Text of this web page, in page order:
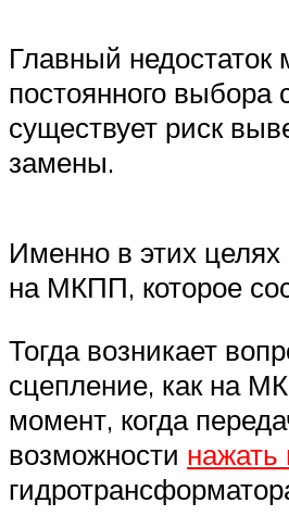
Главный недостаток
постоянного выбора
существует риск
замены.
Именно в этих
на МКПП, которое
Тогда возникает
сцепление, как на
момент, когда
возможности нажать